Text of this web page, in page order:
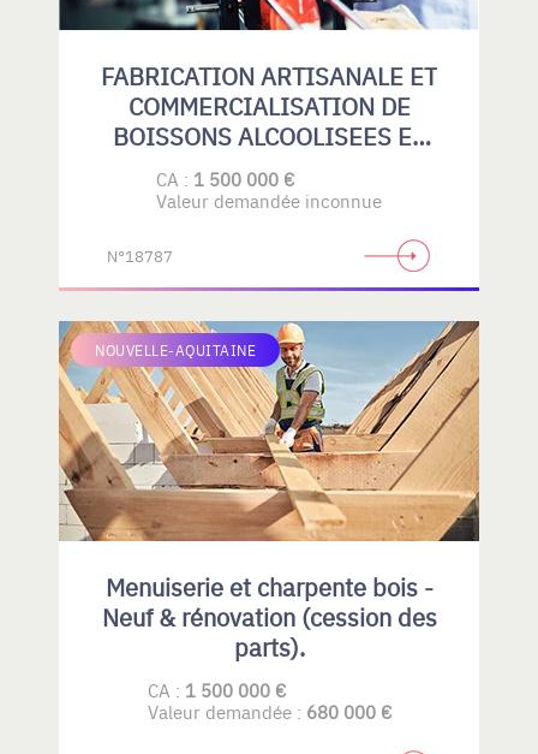
FABRICATION ARTISANALE ET
COMMERCIALISATION DE
BOISSONS ALCOOLISEES ET
SANS ALCOOL
CA : 1 500 000 €
Valeur demandée inconnue
N°18787
NOUVELLE-AQUITAINE
Menuiserie et charpente bois -
Neuf & rénovation (cession des
parts).
CA : 1 500 000 €
Valeur demandée : 680 000 €